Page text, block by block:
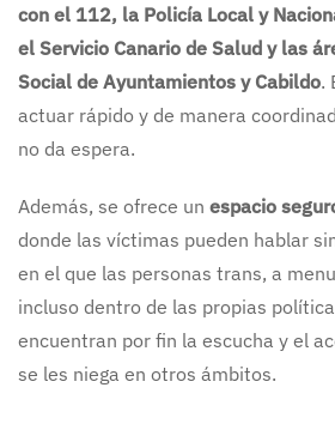
con el 112, la Policía Local y
el Servicio Canario de Salud y las
Social de Ayuntamientos y Cabildo.
actuar rápido y de manera
no da espera.
Además, se ofrece un espacio
donde las víctimas pueden hablar
en el que las personas trans, a
incluso dentro de las propias
encuentran por fin la escucha y el
se les niega en otros ámbitos.